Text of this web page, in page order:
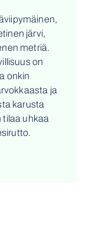
järvi,
metriä.
on
onkin
ja
karusta
uhkaa